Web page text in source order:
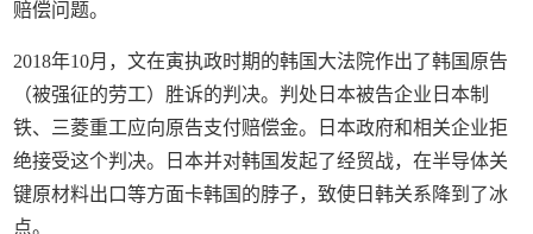
赔偿问题。
2018年10月，文在寅执政时期的韩国大法院作出了韩国原告
（被强征的劳工）胜诉的判决。判处日本被告企业日本制
铁、三菱重工应向原告支付赔偿金。日本政府和相关企业拒
绝接受这个判决。日本并对韩国发起了经贸战，在半导体关
键原材料出口等方面卡韩国的脖子，致使日韩关系降到了冰
点。